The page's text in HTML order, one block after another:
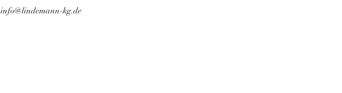
info@lindemann-kg.de